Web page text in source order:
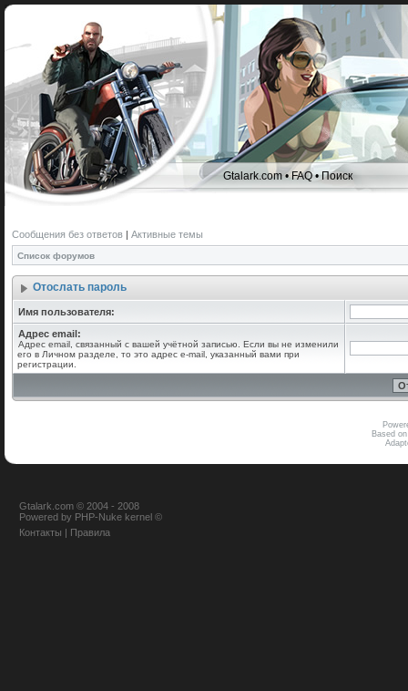
Gtalark.com •FAQ•Поиск
Сообщения без ответов | Активные темы
Список форумов
Отослать пароль
Имя пользователя:
Адрес email:
Адрес email, связанный с вашей учётной записью. Если вы не изменили
его в Личном разделе, то это адрес e-mail, указанный вами при
регистрации.
Based
Gtalark.com © 2004 - 2008
Powered by PHP-Nuke kernel ©
Контакты | Правила